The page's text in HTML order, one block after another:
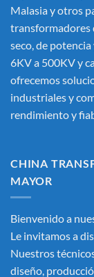
Malasia y otros
transformadores
seco, de
6KV a 500KV y
ofrecemos
industriales y
rendimiento y
CHINA
MAYOR
Bienvenido a
Le invitamos a
Nuestros
diseño,